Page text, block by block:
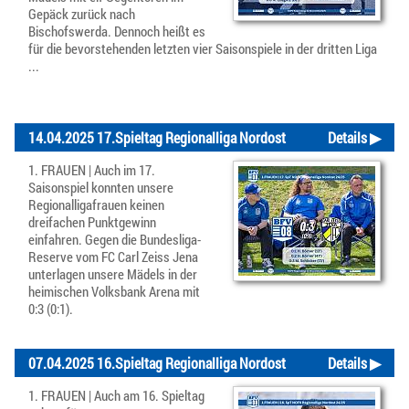
Gepäck zurück nach
Bischofswerda. Dennoch heißt es
für die bevorstehenden letzten vier Saisonspiele in der dritten Liga
...
Details ▶
14.04.2025 17.Spieltag Regionalliga Nordost
1. FRAUEN | Auch im 17.
Saisonspiel konnten unsere
Regionalligafrauen keinen
dreifachen Punktgewinn
einfahren. Gegen die Bundesliga-
Reserve vom FC Carl Zeiss Jena
unterlagen unsere Mädels in der
heimischen Volksbank Arena mit
0:3 (0:1).
Details ▶
07.04.2025 16.Spieltag Regionalliga Nordost
1. FRAUEN | Auch am 16. Spieltag